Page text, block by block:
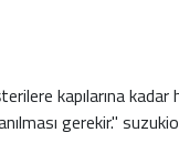
kapılarına
gerekir."